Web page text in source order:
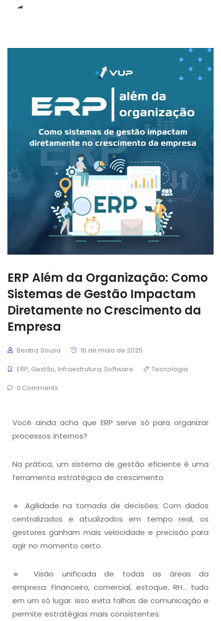
ERP Além da Organização: Como
Sistemas de Gestão Impactam
Diretamente no Crescimento da
Empresa
Beatriz Sousa
16 de maio de 2025
ERP, Gestão, Infraestrutura, Software
Tecnologia
0 Comments
Você ainda acha que ERP serve só para organizar
processos internos?
Na prática, um sistema de gestão eficiente é uma
ferramenta estratégica de crescimento.
🔹 Agilidade na tomada de decisões: Com dados
centralizados e atualizados em tempo real, os
gestores ganham mais velocidade e precisão para
agir no momento certo.
🔹 Visão unificada de todas as áreas da
empresa: Financeiro, comercial, estoque, RH… tudo
em um só lugar. Isso evita falhas de comunicação e
permite estratégias mais consistentes.